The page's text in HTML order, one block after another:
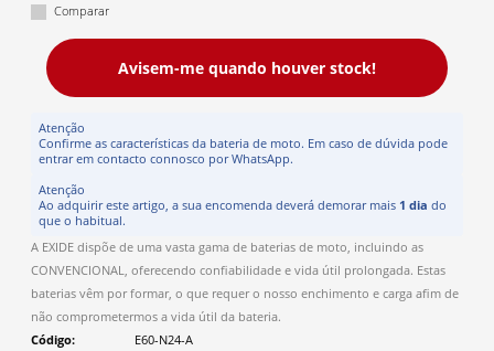
Comparar
Avisem-me quando houver stock!
Atenção
Confirme as características da bateria de moto. Em caso de dúvida pode
entrar em contacto connosco por WhatsApp.
Atenção
Ao adquirir este artigo, a sua encomenda deverá demorar mais 1 dia do
que o habitual.
A EXIDE dispõe de uma vasta gama de baterias de moto, incluindo as
CONVENCIONAL, oferecendo confiabilidade e vida útil prolongada. Estas
baterias vêm por formar, o que requer o nosso enchimento e carga afim de
não comprometermos a vida útil da bateria.
Código
E60-N24-A